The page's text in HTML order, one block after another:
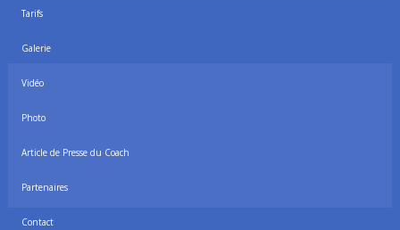
Tarifs
Galerie
Vidéo
Photo
Article de Presse du Coach
Partenaires
Contact